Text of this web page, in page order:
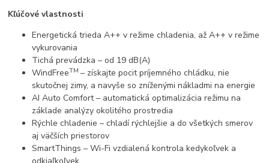
Kľúčové vlastnosti
Energetická trieda A++ v režime chladenia, až A++ v režime
vykurovania
Tichá prevádzka – od 19 dB(A)
WindFreeTM – získajte pocit príjemného chládku, nie
skutočnej zimy, a navyše so zníženými nákladmi na energie
AI Auto Comfort – automatická optimalizácia režimu na
základe analýzy okolitého prostredia
Rýchle chladenie – chladí rýchlejšie a do všetkých smerov
aj väčších priestorov
SmartThings – Wi-Fi vzdialená kontrola kedykoľvek a